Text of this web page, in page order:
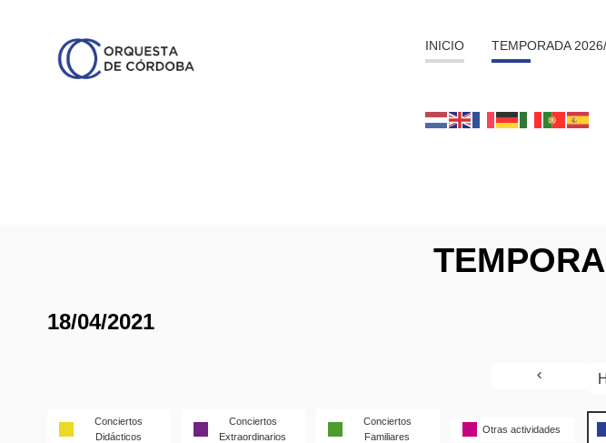
INICIO TEMPORADA
18/04/2021
Conciertos
Didácticos
Conciertos
Extraordinarios
Conciertos
Familiares
Otras actividades